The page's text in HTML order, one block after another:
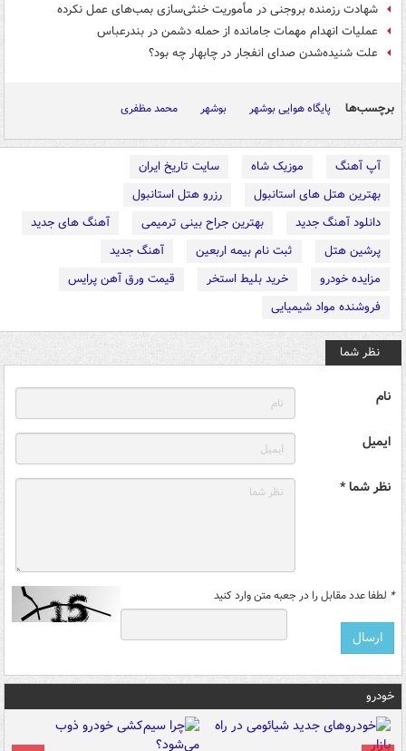
شهادت رزمنده بروجنی در مأموریت خنثی‌سازی بمب‌های عمل نکرده
عملیات انهدام مهمات جامانده از حمله دشمن در بندرعباس
علت شنیده‌شدن صدای انفجار در چابهار چه بود؟
برچسب‌ها پایگاه هوایی بوشهر بوشهر محمد مظفری
آپ آهنگ موزیک شاه
سایت تاریخ ایران
بهترین هتل های استانبول
رزرو هتل استانبول
دانلود آهنگ جدید
بهترین جراح بینی ترمیمی
آهنگ های جدید
پرشین هتل
ثبت نام بیمه اربعین
آهنگ جدید
مزایده خودرو
خرید بلیط استخر
قیمت ورق آهن پرایس
فروشنده مواد شیمیایی
نظر شما
نام
ایمیل
نظر شما *
* لطفا عدد مقابل را در جعبه متن وارد کنید
خودرو